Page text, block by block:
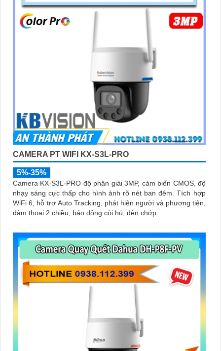
CAMERA PT WIFI KX-S3L-PRO
5%-35%
Camera KX-S3L-PRO độ phân giải 3MP, cảm biến CMOS, độ
nhạy sáng cực thấp cho hình ảnh rõ nét ban đêm. Tích hợp
WiFi 6, hỗ trợ Auto Tracking, phát hiện người và phương tiện,
đàm thoại 2 chiều, báo động còi hú, đèn chớp